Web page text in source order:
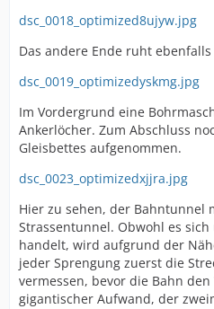
dsc_0018_optimized8ujyw.jpg
Das andere Ende ruht ebenfalls
dsc_0019_optimizedyskmg.jpg
Im Vordergrund eine
Ankerlöcher. Zum Abschluss
Gleisbettes aufgenommen.
dsc_0023_optimizedxjjra.jpg
Hier zu sehen, der Bahntunnel
Strassentunnel. Obwohl es
handelt, wird aufgrund der
jeder Sprengung zuerst die
vermessen, bevor die Bahn
gigantischer Aufwand, der